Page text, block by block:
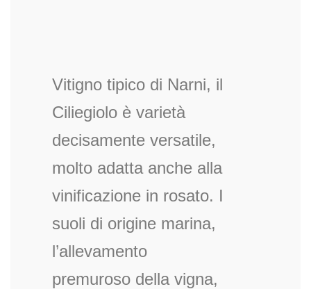
Vitigno tipico di Narni, il
Ciliegiolo è varietà
decisamente versatile,
molto adatta anche alla
vinificazione in rosato. I
suoli di origine marina,
l’allevamento
premuroso della vigna,